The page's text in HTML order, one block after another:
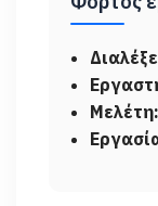
Μελέτη: